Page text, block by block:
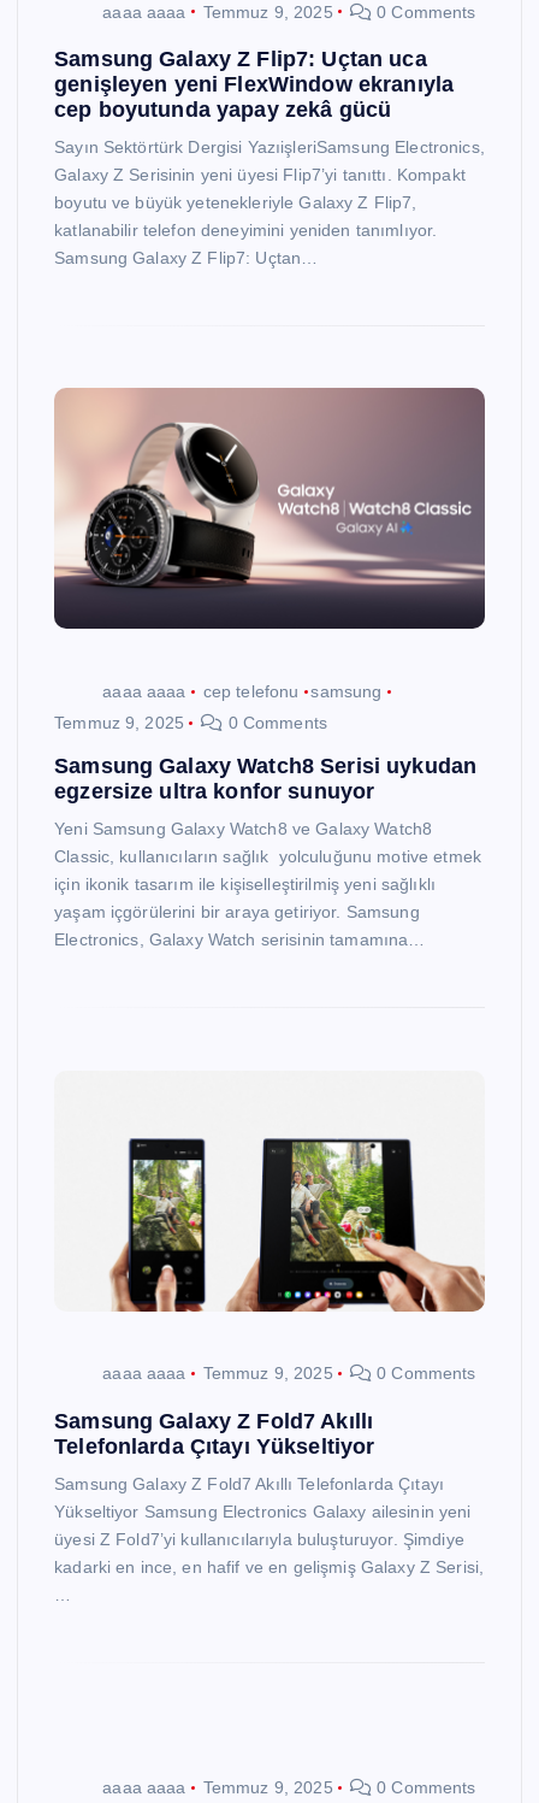
aaaa aaaa Temmuz 9, 2025 0 Comments
Samsung Galaxy Z Flip7: Uçtan uca
genişleyen yeni FlexWindow ekranıyla
cep boyutunda yapay zekâ gücü
Sayın Sektörtürk Dergisi YazıişleriSamsung Electronics,
Galaxy Z Serisinin yeni üyesi Flip7’yi tanıttı. Kompakt
boyutu ve büyük yetenekleriyle Galaxy Z Flip7,
katlanabilir telefon deneyimini yeniden tanımlıyor.
Samsung Galaxy Z Flip7: Uçtan…
aaaa aaaa cep telefonu
samsung
Temmuz 9, 2025
0 Comments
Samsung Galaxy Watch8 Serisi uykudan
egzersize ultra konfor sunuyor
Yeni Samsung Galaxy Watch8 ve Galaxy Watch8
Classic, kullanıcıların sağlık yolculuğunu motive etmek
için ikonik tasarım ile kişiselleştirilmiş yeni sağlıklı
yaşam içgörülerini bir araya getiriyor. Samsung
Electronics, Galaxy Watch serisinin tamamına…
aaaa aaaa Temmuz 9, 2025 0 Comments
Samsung Galaxy Z Fold7 Akıllı
Telefonlarda Çıtayı Yükseltiyor
Samsung Galaxy Z Fold7 Akıllı Telefonlarda Çıtayı
Yükseltiyor Samsung Electronics Galaxy ailesinin yeni
üyesi Z Fold7’yi kullanıcılarıyla buluşturuyor. Şimdiye
kadarki en ince, en hafif ve en gelişmiş Galaxy Z Serisi,
aaaa aaaa Temmuz 9, 2025 0 Comments